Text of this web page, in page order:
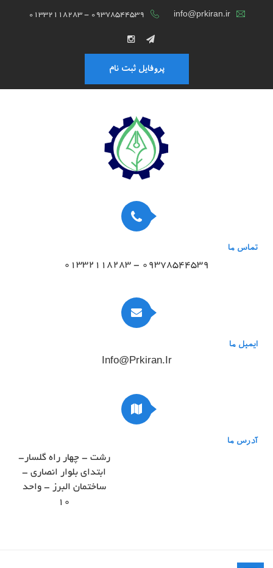
01332118283 - 09378544539 info@prkiran.ir
پروفایل ثبت نام
تماس ما
01332118283 - 09378544539
ایمیل ما
Info@prkiran.ir
آدرس ما
رشت - چهار راه گلسار-
ابتدای بلوار انصاری -
ساختمان البرز - واحد
۱۰